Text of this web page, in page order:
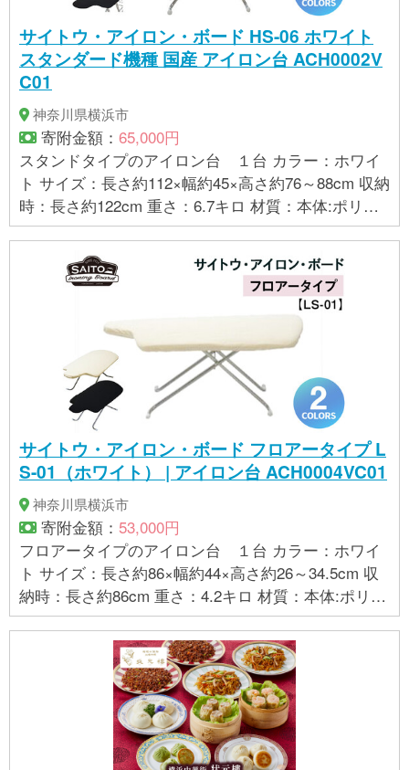
サイトウ・アイロン・ボード HS-06 ホワイト
スタンダード機種 国産 アイロン台 ACH0002V
C01
神奈川県横浜市
寄附金額： 65,000円
スタンドタイプのアイロン台 １台 カラー：ホワイ
ト サイズ：長さ約112×幅約45×高さ約76～88cm 収納
時：長さ約122cm 重さ：6.7キロ 材質：本体:ポリエ
チレン、フェルト:ポリエステル、脚・アイロン置き:
ステンレス、脚キャップ:硬質ゴム、カバー:綿
サイトウ・アイロン・ボード フロアータイプ L
S-01（ホワイト） | アイロン台 ACH0004VC01
神奈川県横浜市
寄附金額： 53,000円
フロアータイプのアイロン台 １台 カラー：ホワイ
ト サイズ：長さ約86×幅約44×高さ約26～34.5cm 収
納時：長さ約86cm 重さ：4.2キロ 材質：本体:ポリエ
チレン、フェルト:ポリエステル、脚:スチール、脚キ
ャップ:樹脂、カバー:綿